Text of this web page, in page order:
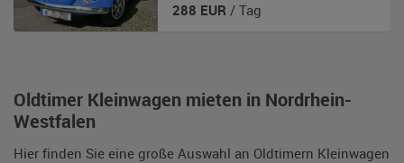
Oldtimer Kleinwagen mieten in Nordrhein-
Westfalen
Hier finden Sie eine große Auswahl an Oldtimern Kleinwagen
288 EUR / Tag